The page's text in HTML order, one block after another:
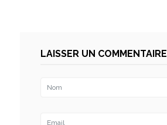
LAISSER UN COMMENTAIRE